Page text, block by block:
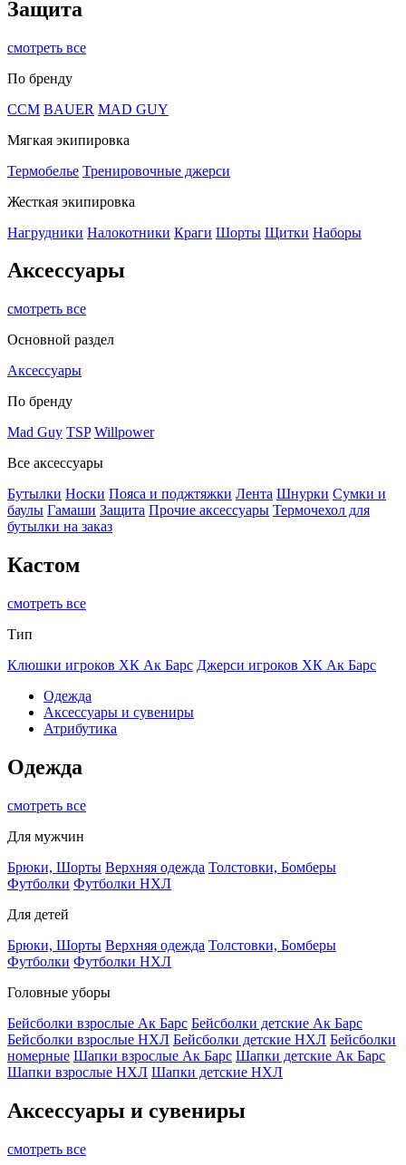
Защита
смотреть все
По бренду
CCM BAUER MAD GUY
Мягкая экипировка
Термобелье Тренировочные джерси
Жесткая экипировка
Нагрудники Налокотники Краги Шорты Щитки Наборы
Аксессуары
смотреть все
Основной раздел
Аксессуары
По бренду
Mad Guy TSP Willpower
Все аксессуары
Бутылки Носки Пояса и поджтяжки Лента Шнурки Сумки и
баулы Гамаши Защита Прочие аксессуары Термочехол для
бутылки на заказ
Кастом
смотреть все
Тип
Клюшки игроков ХК Ак Барс Джерси игроков ХК Ак Барс
Одежда
Аксессуары и сувениры
Атрибутика
Одежда
смотреть все
Для мужчин
Брюки, Шорты Верхняя одежда Толстовки, Бомберы
Футболки Футболки НХЛ
Для детей
Брюки, Шорты Верхняя одежда Толстовки, Бомберы
Футболки Футболки НХЛ
Головные уборы
Бейсболки взрослые Ак Барс Бейсболки детские Ак Барс
Бейсболки взрослые НХЛ Бейсболки детские НХЛ Бейсболки
номерные Шапки взрослые Ак Барс Шапки детские Ак Барс
Шапки взрослые НХЛ Шапки детские НХЛ
Аксессуары и сувениры
смотреть все